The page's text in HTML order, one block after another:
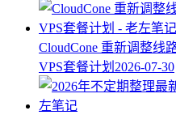
CloudCone 重新调整线
VPS套餐计划 2026-07-30